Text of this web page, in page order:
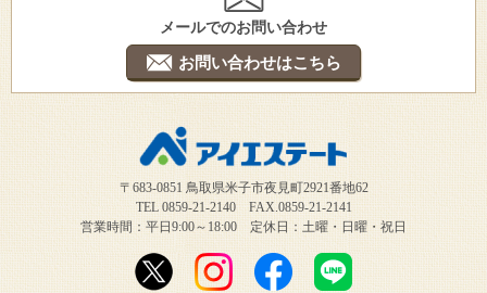
メールでのお問い合わせ
お問い合わせはこちら
〒683-0851 鳥取県米子市夜見町2921番地62
TEL 0859-21-2140 FAX.0859-21-2141
営業時間：平日9:00～18:00 定休日：土曜・日曜・祝日